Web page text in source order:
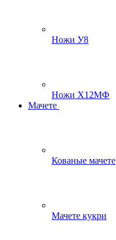
Ножи У8
Ножи Х12МФ
Мачете
Кованые мачете
Мачете кукри